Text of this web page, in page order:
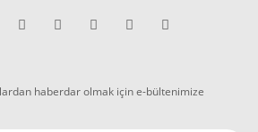
haberdar olmak için e-bültenimize